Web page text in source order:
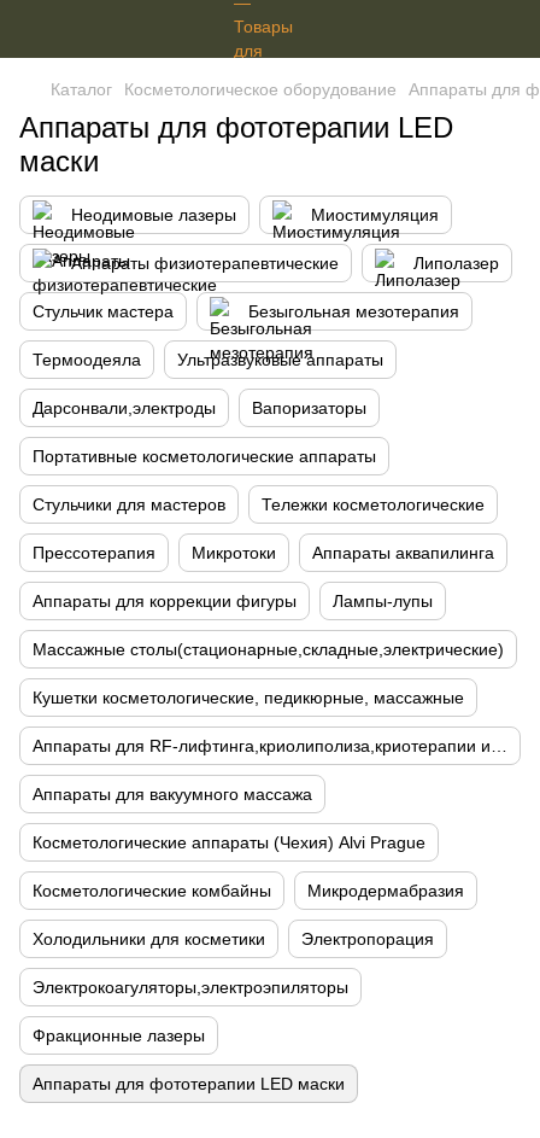
Каталог Косметологическое оборудование Аппараты для
Аппараты для фототерапии LED
маски
Неодимовые лазеры Миостимуляция
Аппараты физиотерапевтические Липолазер
Стульчик мастера Безыгольная мезотерапия
Термоодеяла Ультразвуковые аппараты
Дарсонвали,электроды Вапоризаторы
Портативные косметологические аппараты
Стульчики для мастеров Тележки косметологические
Прессотерапия Микротоки Аппараты аквапилинга
Аппараты для коррекции фигуры Лампы-лупы
Массажные столы(стационарные,складные,электрические)
Кушетки косметологические, педикюрные, массажные
Аппараты для вакуумного массажа
Косметологические аппараты (Чехия) Alvi Prague
Косметологические комбайны Микродермабразия
Холодильники для косметики Электропорация
Электрокоагуляторы,электроэпиляторы
Фракционные лазеры
Аппараты для фототерапии LED маски